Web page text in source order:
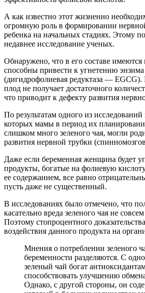
А как известно этот жизненно
огромную роль в формировании
ребенка на начальных стадиях. Этому
недавнее исследование ученых.
Обнаружено, что в его составе имеются
способны привести к угнетению
(дигидрофолиевая редуктаза — EGCG).
плод не получает достаточного
что приводит к дефекту развития
По результатам одного из исследований
которых мамы в период их
слишком много зеленого чая, могли
развития нервной трубки
Даже если беременная женщина будет
продукты, богатые на фолиевую
ее содержанием, все равно
пусть даже не существенный.
В исследованиях было отмечено, что
касательно вреда зеленого чая не
Поэтому стопроцентного
воздействия данного продукта на
Мнения о потреблении зеленого
беременности разделяются. С
зеленый чай богат
способствовать улучшению
Однако, с другой стороны, он